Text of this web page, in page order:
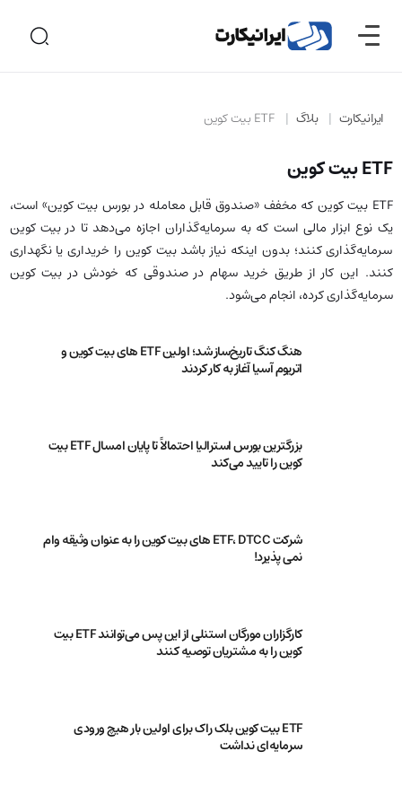
ایرانیکارت بلاگ ETF بیت کوین
ETF بیت کوین
ETF بیت کوین که مخفف «صندوق قابل معامله در بورس بیت کوین» است،
یک نوع ابزار مالی است که به سرمایه‌گذاران اجازه می‌دهد تا در بیت کوین
سرمایه‌گذاری کنند؛ بدون اینکه نیاز باشد بیت کوین را خریداری یا نگهداری
کنند. این کار از طریق خرید سهام در صندوقی که خودش در بیت کوین
سرمایه‌گذاری کرده، انجام می‌شود.
هنگ کنگ تاریخ‌ساز شد؛ اولین ETF های بیت کوین و
اتریوم آسیا آغاز به کار کردند
بزرگترین بورس استرالیا احتمالاً تا پایان امسال ETF بیت
کوین را تایید می‌کند
شرکت ETF، DTCC های بیت کوین را به عنوان وثیقه وام
نمی پذیرد!
کارگزاران مورگان استنلی از این پس می‌توانند ETF‌ بیت
کوین را به مشتریان توصیه کنند
ETF بیت کوین بلک راک برای اولین بار هیچ ورودی
سرمایه‌ای نداشت